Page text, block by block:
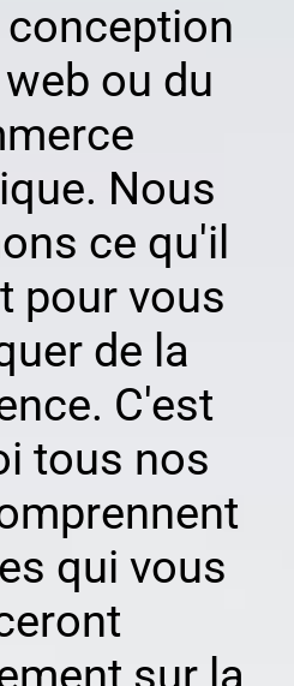
conception
ou du
Nous
ce qu'il
pour vous
de la
C'est
tous nos
qui vous
sur la